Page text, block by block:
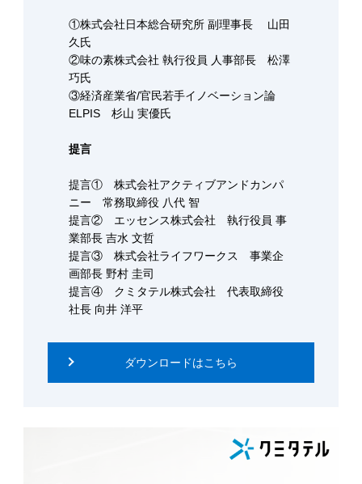
①株式会社日本総合研究所 副理事長 山田
久氏
②味の素株式会社 執行役員 人事部長 松澤
巧氏
③経済産業省/官民若手イノベーション論
ELPIS 杉山 実優氏
提言
提言① 株式会社アクティブアンドカンパ
ニー 常務取締役 八代 智
提言② エッセンス株式会社 執行役員 事
業部長 吉水 文哲
提言③ 株式会社ライフワークス 事業企
画部⻑ 野村 圭司
提言④ クミタテル株式会社 代表取締役
社長 向井 洋平
ダウンロードはこちら